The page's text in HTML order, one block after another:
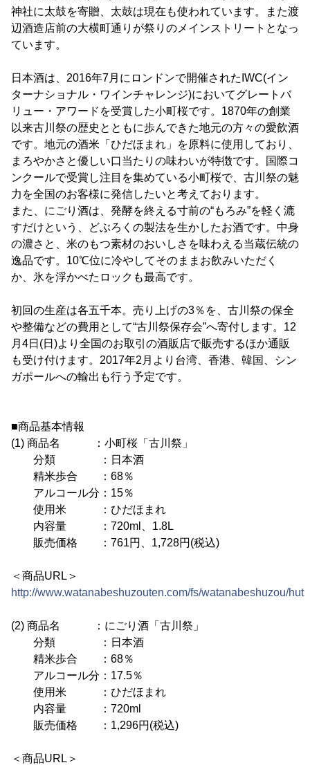
神社に太鼓を寄贈、太鼓は現在も使われています。また渡
辺酒造店前の大横町通りが祭りのメインストリートとなっ
ています。
日本酒は、2016年7月にロンドンで開催されたIWC(イン
ターナショナル・ワインチャレンジ)においてグレートバ
リュー・アワードを受賞した小町桜です。1870年の創業
以来古川祭の歴史とともに歩んできた地元の方々の愛飲酒
です。地元の酒米「ひだほまれ」を原料に使用しており、
まろやかさと優しい口当たりの味わいが特徴です。国際コ
ンクールで受賞し注目を集めている小町桜で、古川祭の魅
力を全国のお客様に発信したいと考えております。
また、にごり酒は、発酵を終える寸前の“もろみ”を軽く漉
すだけという、どぶろくの製法を生かしたお酒です。中身
の濃さと、米のもつ素材のおいしさを味わえる当蔵伝統の
逸品です。10℃位に冷やしてそのままお飲みいただく
か、氷を浮かべたロックも最高です。
初回の生産は各五千本。売り上げの3％を、古川祭の保全
や整備などの費用として“古川祭保存会”へ寄付します。12
月4日(日)より全国のお取引の酒販店で販売するほか通販
も受け付けます。2017年2月より台湾、香港、韓国、シン
ガポールへの輸出も行う予定です。
■商品基本情報
(1) 商品名 ：小町桜「古川祭」
分類 ：日本酒
精米歩合 ：68％
アルコール分：15％
使用米 ：ひだほまれ
内容量 ：720ml、1.8L
販売価格 ：761円、1,728円(税込)
＜商品URL＞
http://www.watanabeshuzouten.com/fs/watanabeshuzou/
(2) 商品名 ：にごり酒「古川祭」
分類 ：日本酒
精米歩合 ：68％
アルコール分：17.5％
使用米 ：ひだほまれ
内容量 ：720ml
販売価格 ：1,296円(税込)
＜商品URL＞